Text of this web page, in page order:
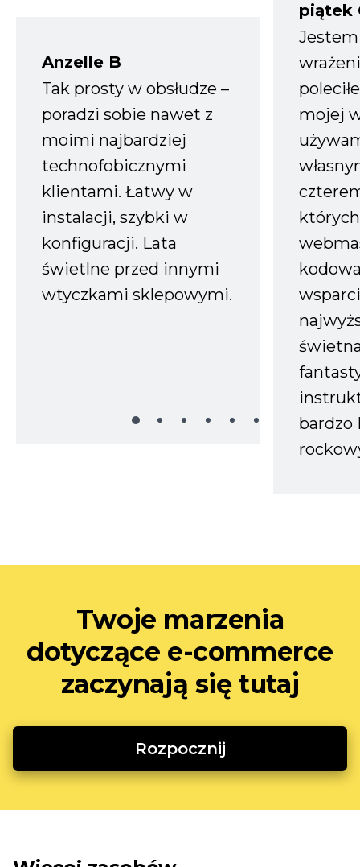
Anzelle B
Tak prosty w obsłudze –
poradzi sobie nawet z
moimi najbardziej
technofobicznymi
klientami. Łatwy w
instalacji, szybki w
konfiguracji. Lata
świetlne przed innymi
wtyczkami sklepowymi.
piątek
mojej
bardzo
Twoje marzenia
dotyczące e-commerce
zaczynają się tutaj
Rozpocznij